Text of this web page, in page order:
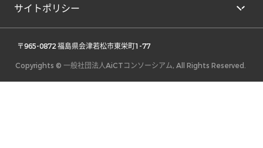
サイトポリシー
〒965-0872 福島県会津若松市東栄町1-77
Copyrights © 一般社団法人AiCTコンソーシアム, All Rights Reserved.